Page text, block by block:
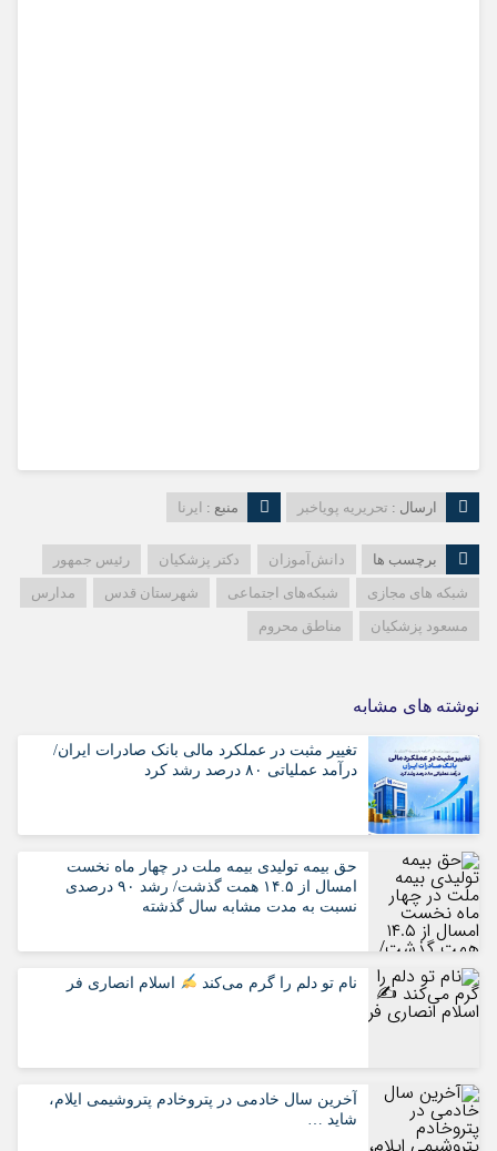
ارسال : تحریریه پویاخبر منبع : ایرنا
برچسب ها دانش‌آموزان دکتر پزشکیان
رئیس جمهور
شبکه های مجازی
شبکه‌های اجتماعی شهرستان قدس
مدارس
مسعود پزشکیان
مناطق محروم
نوشته های مشابه
تغییر مثبت در عملکرد مالی بانک صادرات ایران/
درآمد عملیاتی ۸۰ درصد رشد کرد
حق بیمه تولیدی بیمه ملت در چهار ماه نخست
امسال از ۱۴.۵ همت گذشت/ رشد ۹۰ درصدی
نسبت به مدت مشابه سال گذشته
نام تو دلم را گرم می‌کند اسلام انصاری فر
آخرین سال خادمی در پتروخادم پتروشیمی ایلام،
شاید …